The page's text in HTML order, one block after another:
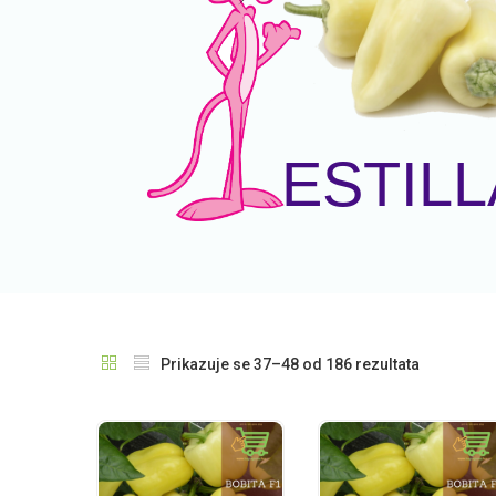
Prikazuje se 37–48 od 186 rezultata